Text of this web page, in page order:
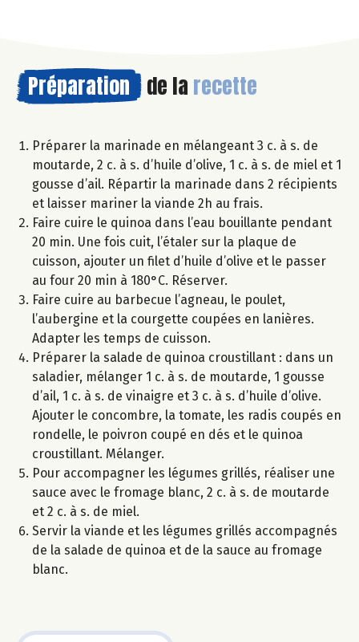
Préparation de la recette
Préparer la marinade en mélangeant 3 c. à s. de
moutarde, 2 c. à s. d’huile d’olive, 1 c. à s. de miel et 1
gousse d’ail. Répartir la marinade dans 2 récipients
et laisser mariner la viande 2h au frais.
Faire cuire le quinoa dans l’eau bouillante pendant
20 min. Une fois cuit, l’étaler sur la plaque de
cuisson, ajouter un filet d’huile d’olive et le passer
au four 20 min à 180°C. Réserver.
Faire cuire au barbecue l’agneau, le poulet,
l’aubergine et la courgette coupées en lanières.
Adapter les temps de cuisson.
Préparer la salade de quinoa croustillant : dans un
saladier, mélanger 1 c. à s. de moutarde, 1 gousse
d’ail, 1 c. à s. de vinaigre et 3 c. à s. d’huile d’olive.
Ajouter le concombre, la tomate, les radis coupés en
rondelle, le poivron coupé en dés et le quinoa
croustillant. Mélanger.
Pour accompagner les légumes grillés, réaliser une
sauce avec le fromage blanc, 2 c. à s. de moutarde
et 2 c. à s. de miel.
Servir la viande et les légumes grillés accompagnés
de la salade de quinoa et de la sauce au fromage
blanc.